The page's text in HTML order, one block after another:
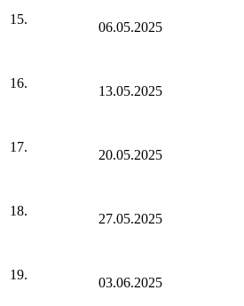
15.
06.05.2025
16.
13.05.2025
17.
20.05.2025
18.
27.05.2025
19.
03.06.2025